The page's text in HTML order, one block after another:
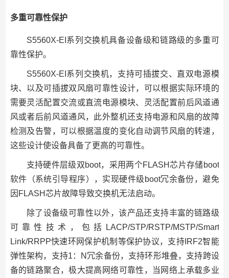
多重可靠性保护
S5560X-EI系列交换机具备设备级和链路级的多重可
靠性保护。
S5560X-EI系列交换机，支持可插拔交、直双电源模
块、以及可插拔双风扇可靠性设计，可以根据实际环境的
需要灵活配置交流或直流电源模块、灵活配置前后风道通
风或者后前风道通风，此外整机还支持电源和风扇的故障
检测及告警，可以根据温度的变化自动调节风扇的转速，
这些设计使设备具备了更高的可靠性。
支持硬件层级双boot，采用两个FLASH芯片存储boot
软件（系统引导程序），实现硬件级boot冗余备份，避免
因FLASH芯片故障导致交换机无法启动。
除了设备级可靠性以外，该产品还支持丰富的链路级
可靠性技术，包括LACP/STP/RSTP/MSTP/Smart
Link/RRPP快速环网保护机制等保护协议，支持IRF2智能
弹性架构，支持1：N冗余备份，支持环形堆叠，支持跨设
备的链路聚合，极大提高网络可靠性，当网络上承载多业